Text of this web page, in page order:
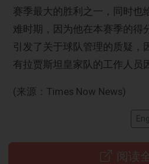
赛季最大的胜利之一，同时也
难时期，因为他在本赛季的得
引发了关于球队管理的质疑，
有拉贾斯坦皇家队的工作人员
(来源：Times Now News)
阅读